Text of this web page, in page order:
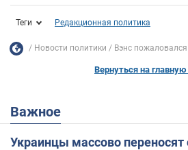
Теги Редакционная политика
Новости политики Вэнс пожаловался
Вернуться на главную
Важное
Украинцы массово